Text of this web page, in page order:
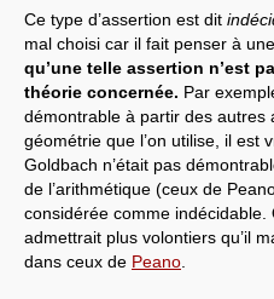
Ce type d’assertion est dit
mal choisi car il fait penser à
qu’une telle assertion n’est
théorie concernée. Par
démontrable à partir des autres
géométrie que l’on utilise, il est
Goldbach n’était pas
de l’arithmétique (ceux de
considérée comme indécidable.
admettrait plus volontiers qu’il
dans ceux de Peano.